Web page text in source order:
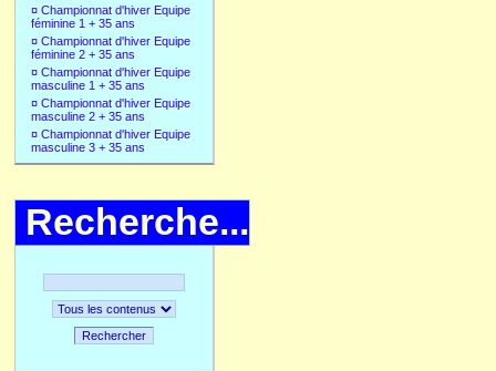
¤ Championnat d'hiver Equipe
féminine 1 + 35 ans
¤ Championnat d'hiver Equipe
féminine 2 + 35 ans
¤ Championnat d'hiver Equipe
masculine 1 + 35 ans
¤ Championnat d'hiver Equipe
masculine 2 + 35 ans
¤ Championnat d'hiver Equipe
masculine 3 + 35 ans
Recherche...
Rechercher